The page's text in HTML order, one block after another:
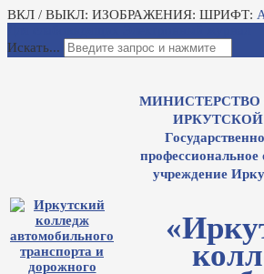
ВКЛ / ВЫКЛ: ИЗОБРАЖЕНИЯ: ШРИФТ:
Искать...
МИНИСТЕРСТВО
профессиональное
учреждение